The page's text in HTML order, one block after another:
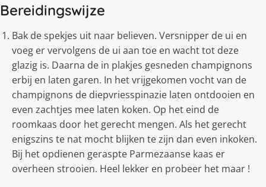
Bereidingswijze
Bak de spekjes uit naar believen. Versnipper de ui en
voeg er vervolgens de ui aan toe en wacht tot deze
glazig is. Daarna de in plakjes gesneden champignons
erbij en laten garen. In het vrijgekomen vocht van de
champignons de diepvriesspinazie laten ontdooien en
even zachtjes mee laten koken. Op het eind de
roomkaas door het gerecht mengen. Als het gerecht
enigszins te nat mocht blijken te zijn dan even inkoken.
Bij het opdienen geraspte Parmezaanse kaas er
overheen strooien. Heel lekker en probeer het maar !